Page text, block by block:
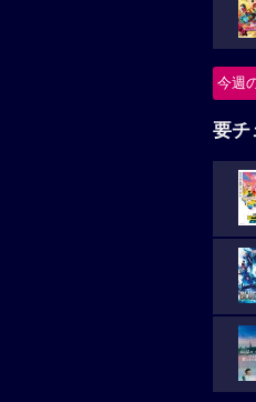
今週
要チ